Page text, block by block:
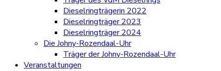
Dieselringträgerin 2022
Dieselringträger 2023
Dieselringträger 2024
Die Johny-Rozendaal-Uhr
Träger der Johny-Rozendaal-Uhr
Veranstaltungen